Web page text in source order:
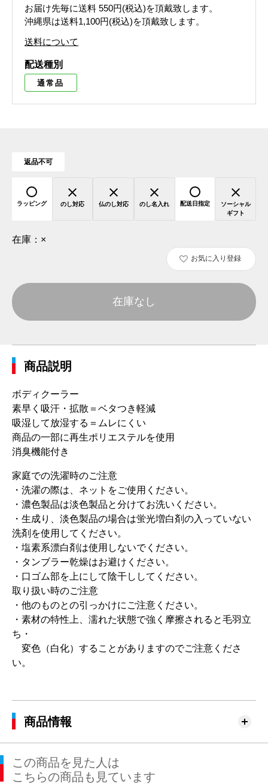
お届け先毎に送料 550円(税込)を頂戴致します。
沖縄県は送料1,100円(税込)を頂戴致します。
送料について
配送種別
通常品
返品不可
ラッピング のし対応 仏のし対応 のし名入れ 配送日指定
ソーシャル
ギフト
在庫： ×
お気に入り登録
在庫なし
商品説明
ボディクーラー
素早く吸汗・拡散＝ベタつき軽減
吸湿して放湿する＝ムレにくい
商品の一部に再生ポリエステルを使用
消臭機能付き
家庭での洗濯時のご注意
・洗濯の際は、ネットをご使用ください。
・濃色製品は淡色製品と分けてお洗いください。
・生成り、淡色製品の場合は蛍光増白剤の入っていない
洗剤を使用してください。
・塩素系漂白剤は使用しないでください。
・タンブラー乾燥はお避けください。
・口ゴム部を上にして陰干ししてください。
取り扱い時のご注意
・他のものとの引っかけにご注意ください。
・素材の特性上、濡れた状態で強く摩擦されると毛羽立
ち・
変色（白化）することがありますのでご注意くださ
い。
商品情報
この商品を見た人は
こちらの商品も見ています